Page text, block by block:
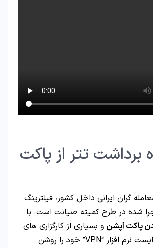
برداشت تتر از پاکت
گران ایرانی داخل کشور، فیلترینگ
شده در طرح کمیته صیانت است. با
پاکت آپشن و بسیاری از کارگزاری های
آنلاین ابتدا می بایست نرم افزار “VPN” خود را روشن